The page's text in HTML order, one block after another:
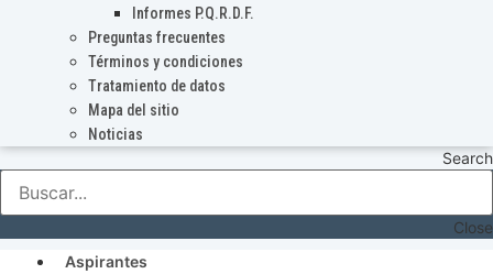
Informes P.Q.R.D.F.
Preguntas frecuentes
Términos y condiciones
Tratamiento de datos
Mapa del sitio
Noticias
Search
Close
Aspirantes